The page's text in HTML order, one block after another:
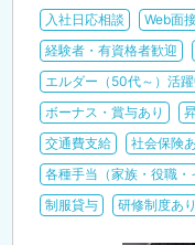
入社日応相談 Web面
経験者・有資格者歓迎
エルダー（50代～）活
ボーナス・賞与あり
交通費支給
社会保険
各種手当（家族・役職・
制服貸与
研修制度あり